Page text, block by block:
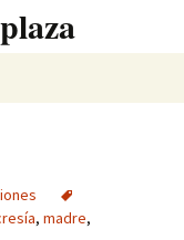
, madre,